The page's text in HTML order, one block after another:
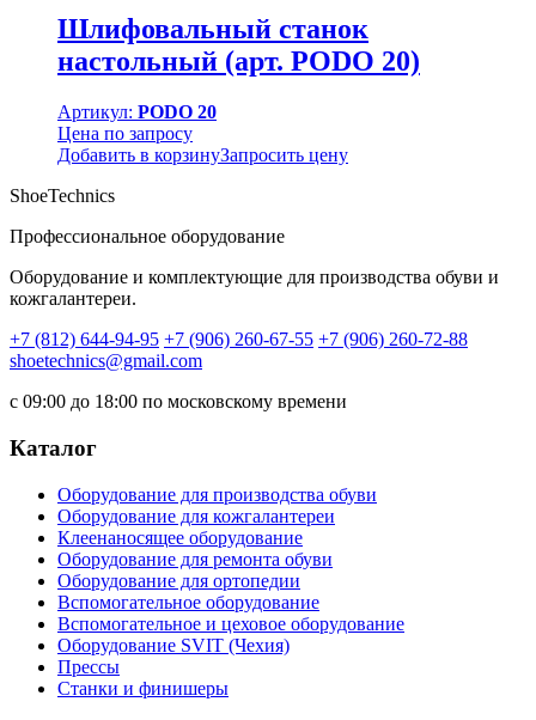
Шлифовальный станок
настольный (арт. PODO 20)
Артикул: PODO 20
Цена по запросу
Добавить в корзинуЗапросить цену
ShoeTechnics
Профессиональное оборудование
Оборудование и комплектующие для производства обуви и
кожгалантереи.
+7 (812) 644-94-95 +7 (906) 260-67-55 +7 (906) 260-72-88
shoetechnics@gmail.com
с 09:00 до 18:00 по московскому времени
Каталог
Оборудование для производства обуви
Оборудование для кожгалантереи
Клеенаносящее оборудование
Оборудование для ремонта обуви
Оборудование для ортопедии
Вспомогательное оборудование
Вспомогательное и цеховое оборудование
Оборудование SVIT (Чехия)
Прессы
Станки и финишеры